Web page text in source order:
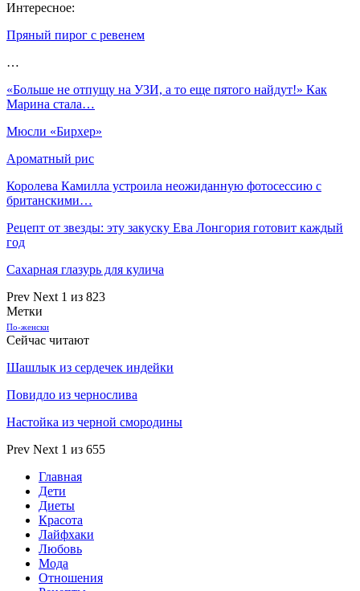
Интересное:
Пряный пирог с ревенем
…
«Больше не отпущу на УЗИ, а то еще пятого найдут!» Как
Марина стала…
Мюсли «Бирхер»
Ароматный рис
Королева Камилла устроила неожиданную фотосессию с
британскими…
Рецепт от звезды: эту закуску Ева Лонгория готовит каждый
год
Сахарная глазурь для кулича
Prev Next 1 из 823
Метки
По-женски
Сейчас читают
Шашлык из сердечек индейки
Повидло из чернослива
Настойка из черной смородины
Prev Next 1 из 655
Главная
Дети
Диеты
Красота
Лайфхаки
Любовь
Мода
Отношения